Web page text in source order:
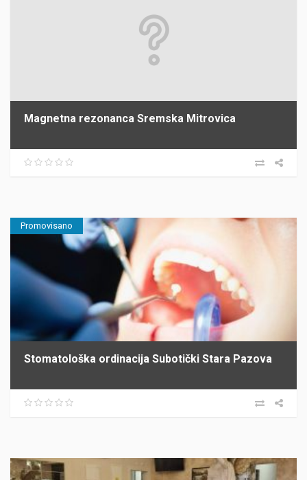
Magnetna rezonanca Sremska Mitrovica
Promovisano
Stomatološka ordinacija Subotički Stara Pazova